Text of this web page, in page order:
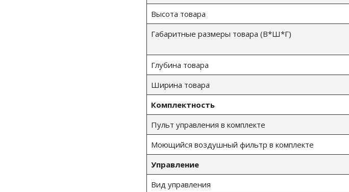
Высота товара
Габаритные размеры товара (В*Ш*Г)
Глубина товара
Ширина товара
Комплектность
Пульт управления в комплекте
Моющийся воздушный фильтр в комплекте
Управление
Вид управления